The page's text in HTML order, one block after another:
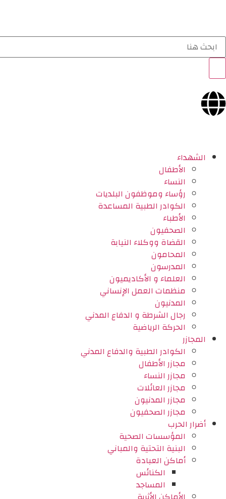
الشهداء
الأطفال
النساء
رؤساء وموظفون البلديات
الكوادر الطبية المساعدة
الأطباء
الصحفيون
القضاة ووكلاء النيابة
المحامون
المدرسون
العلماء و الأكاديميون
منظمات العمل الإنساني
المدنيون
رجال الشرطة و الدفاع المدني
الحركة الرياضية
المجازر
الكوادر الطبية والدفاع المدني
مجازر الأطفال
مجازر النساء
مجازر العائلات
مجازر المدنيون
مجازر الصحفيون
أضرار الحرب
المؤسسات الصحية
البنية التحتية والمباني
أماكن العبادة
الكنائس
المساجد